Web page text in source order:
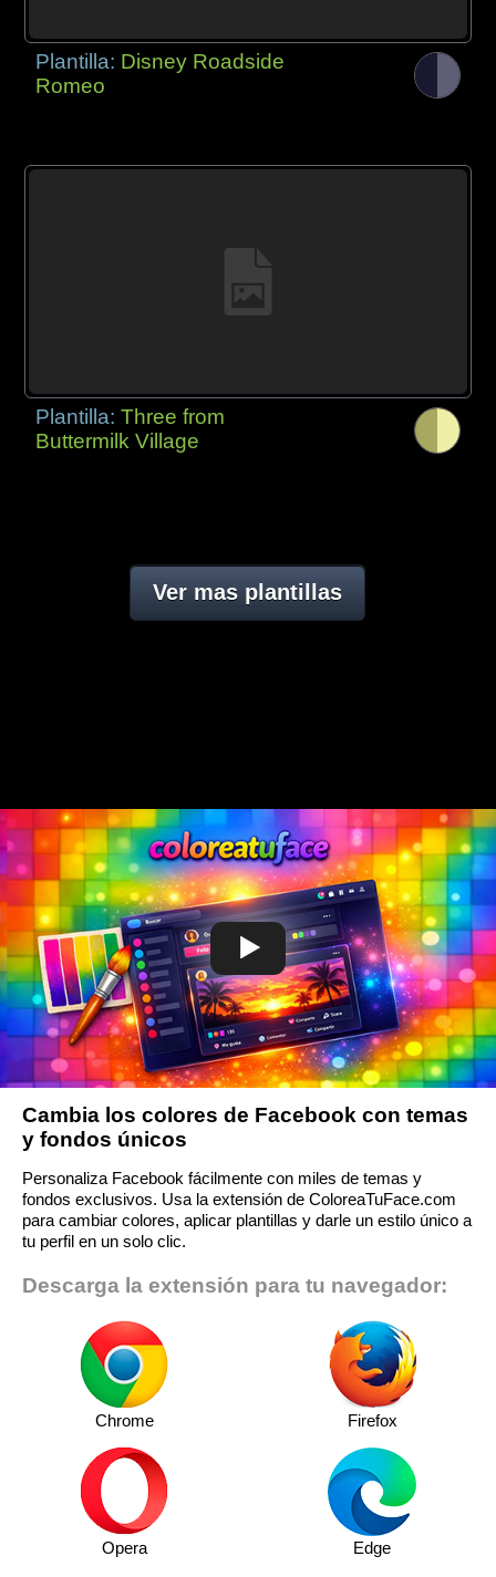
Plantilla: Disney Roadside
Romeo
Plantilla:Three from
Buttermilk Village
Ver mas plantillas
Cambia los colores de Facebook con temas
y fondos únicos
Personaliza Facebook fácilmente con miles de temas y
fondos exclusivos. Usa la extensión de ColoreaTuFace.com
para cambiar colores, aplicar plantillas y darle un estilo único a
tu perfil en un solo clic.
Descarga la extensión para tu navegador:
Chrome Firefox
Opera Edge